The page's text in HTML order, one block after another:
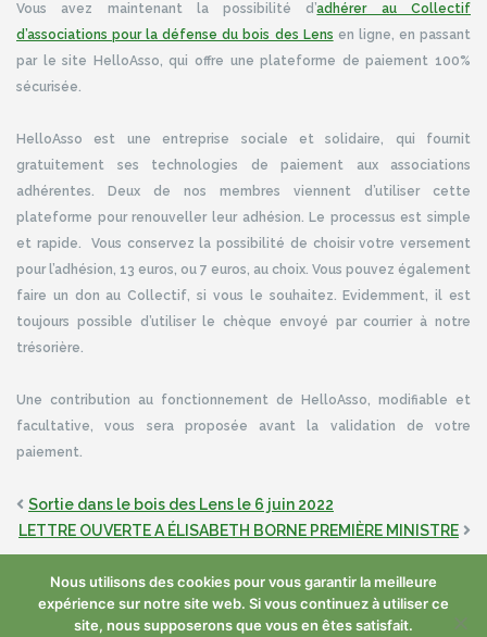
Vous avez maintenant la possibilité d’adhérer au Collectif
d’associations pour la défense du bois des Lens en ligne, en passant
par le site HelloAsso, qui offre une plateforme de paiement 100%
sécurisée.
HelloAsso est une entreprise sociale et solidaire, qui fournit
gratuitement ses technologies de paiement aux associations
adhérentes. Deux de nos membres viennent d’utiliser cette
plateforme pour renouveller leur adhésion. Le processus est simple
et rapide. Vous conservez la possibilité de choisir votre versement
pour l’adhésion, 13 euros, ou 7 euros, au choix. Vous pouvez également
faire un don au Collectif, si vous le souhaitez. Evidemment, il est
toujours possible d’utiliser le chèque envoyé par courrier à notre
trésorière.
Une contribution au fonctionnement de HelloAsso, modifiable et
facultative, vous sera proposée avant la validation de votre
paiement.
Sortie dans le bois des Lens le 6 juin 2022
LETTRE OUVERTE A ÉLISABETH BORNE PREMIÈRE MINISTRE
Nous utilisons des cookies pour vous garantir la meilleure
expérience sur notre site web. Si vous continuez à utiliser ce
site, nous supposerons que vous en êtes satisfait.